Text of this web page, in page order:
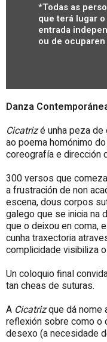
*Todas as
que terá lugar
entrada
ou de
Danza
Cicatrizé unha peza de
ao poema homónimo
coreografía e dirección
300 versos que
a frustración de non
escena, dous corpos
galego que se inicia na
que o deixou en coma,
cunha traxectoria
complicidade visibiliza
Un coloquio final
tan cheas de suturas.
A Cicatrizque dá nome
reflexión sobre como
desexo (a necesidade